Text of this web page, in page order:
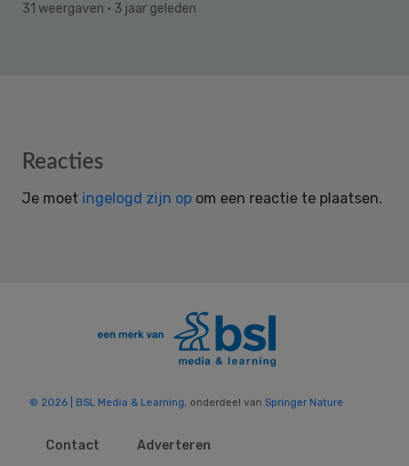
31 weergaven · 3 jaar geleden
Reader
Reacties
Je moet ingelogd zijn op om een reactie te plaatsen.
© 2026 | BSL Media & Learning, onderdeel van Springer Nature
Contact Adverteren